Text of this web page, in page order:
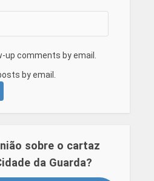
up comments by email.
by email.
sobre o cartaz
da Guarda?